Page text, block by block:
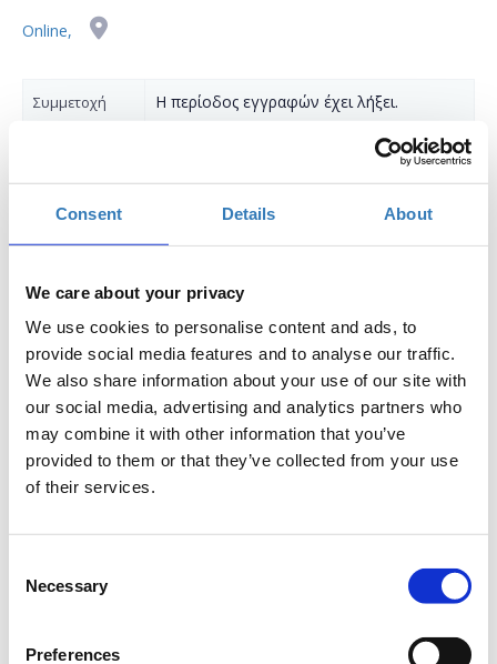
Consent Details About
We care about your privacy
We use cookies to personalise content and ads, to
provide social media features and to analyse our traffic.
We also share information about your use of our site with
our social media, advertising and analytics partners who
may combine it with other information that you’ve
provided to them or that they’ve collected from your use
of their services.
Selection
Necessary
Preferences
Online,
Συμμετοχή Η περίοδος εγγραφών έχει λήξει.
Δωρεάν On Line σεμινάριο.
Το σεμινάριο απευθύνεται σε εκπαιδευτικούς Α/θμιας και
Β/θμιας Εκπαίδευσης (Δημόσιας και Ιδιωτικής), οι οποίοι
επιθυμούν να μάθουν σχετικά με το tinkering STEM. Κατά
την διάρκεια του σεμιναρίου θα γίνει μια εισαγωγή στο
Arduino και θα πραγματοποιηθεί προγραμματισμός του
μέσω προσομοίωσης.
Προδιαγραφές:
Προτείνεται η χρήση δύο οθονών για την
παρακολούθηση του σεμιναρίου και η δεύτερη για
Διάρκεια προγράμματος: